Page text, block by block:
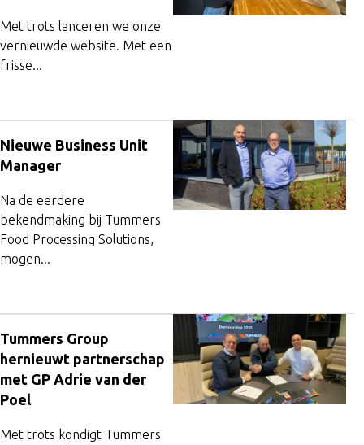
Met trots lanceren we onze
vernieuwde website. Met een
frisse...
Nieuwe Business Unit
Manager
Na de eerdere
bekendmaking bij Tummers
Food Processing Solutions,
mogen...
Tummers Group
hernieuwt partnerschap
met GP Adrie van der
Poel
Met trots kondigt Tummers